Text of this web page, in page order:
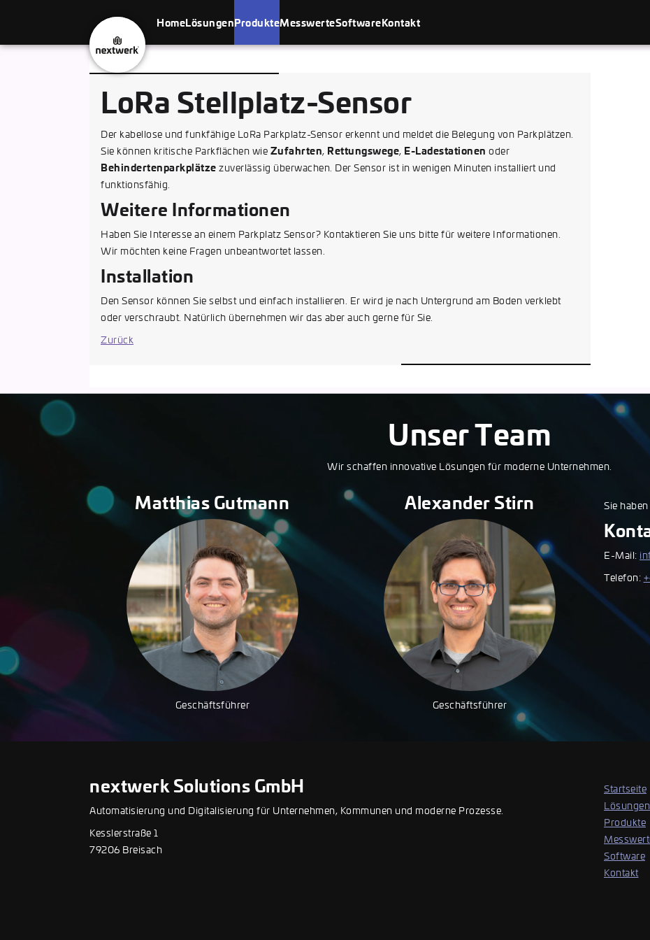
nextwerk
Solutions
HomeLösungenProdukteMesswerteSoftwareKontakt
LoRa Stellplatz-Sensor
Der kabellose und funkfähige LoRa Parkplatz-Sensor erkennt und meldet die Belegung von Parkplätzen.
Sie können kritische Parkflächen wie Zufahrten, Rettungswege, E-Ladestationen oder
Behindertenparkplätze zuverlässig überwachen. Der Sensor ist in wenigen Minuten installiert und
funktionsfähig.
Weitere Informationen
Haben Sie Interesse an einem Parkplatz Sensor? Kontaktieren Sie uns bitte für weitere Informationen.
Wir möchten keine Fragen unbeantwortet lassen.
Installation
Den Sensor können Sie selbst und einfach installieren. Er wird je nach Untergrund am Boden verklebt
oder verschraubt. Natürlich übernehmen wir das aber auch gerne für Sie.
Zurück
Unser Team
Wir schaffen innovative Lösungen für moderne Unternehmen.
Matthias Gutmann
Geschäftsführer
Alexander Stirn
Geschäftsführer
Sie
E-Mail:
Telefon:
nextwerk Solutions GmbH
Automatisierung und Digitalisierung für Unternehmen, Kommunen und moderne Prozesse.
Kesslerstraße 1
79206 Breisach
Startseite
Lösungen
Produkte
Software
Kontakt